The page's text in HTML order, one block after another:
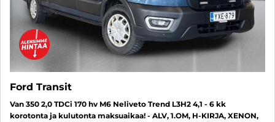
Ford Transit
Van 350 2,0 TDCi 170 hv M6 Neliveto Trend L3H2 4,1 - 6 kk
korotonta ja kulutonta maksuaikaa! - ALV, 1.OM, H-KIRJA, XENON,